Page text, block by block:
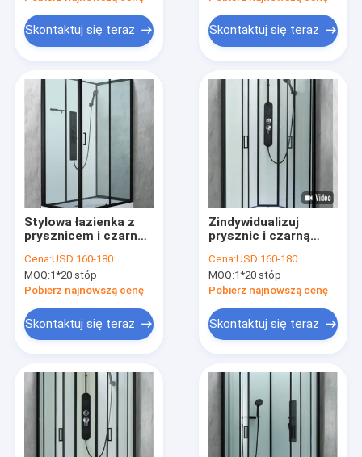
Produkty
Filmy
Skontaktuj się teraz Skontaktuj się teraz
Stylowa łazienka z
prysznicem i czarną
dachem
Cena:USD 160-180
MOQ:1*20 stóp
Pobierz najnowszą cenę
Skontaktuj się teraz
Zindywidualizuj
prysznic i czarną
dachem
Cena:USD 160-180
MOQ:1*20 stóp
Pobierz najnowszą cenę
Skontaktuj się teraz